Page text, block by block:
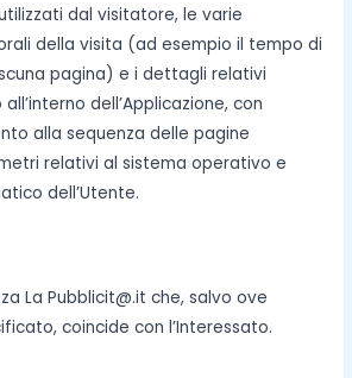
dal visitatore, le varie
della visita (ad esempio il tempo di
pagina) e i dettagli relativi
dell’Applicazione, con
alla sequenza delle pagine
relativi al sistema operativo e
dell’Utente.
La Pubblicit@.it che, salvo ove
coincide con l’Interessato.